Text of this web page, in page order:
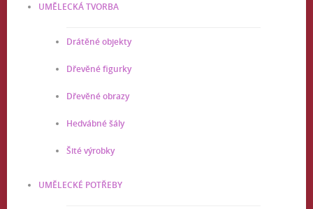
UMĚLECKÁ TVORBA
Drátěné objekty
Dřevěné figurky
Dřevěné obrazy
Hedvábné šály
Šité výrobky
UMĚLECKÉ POTŘEBY